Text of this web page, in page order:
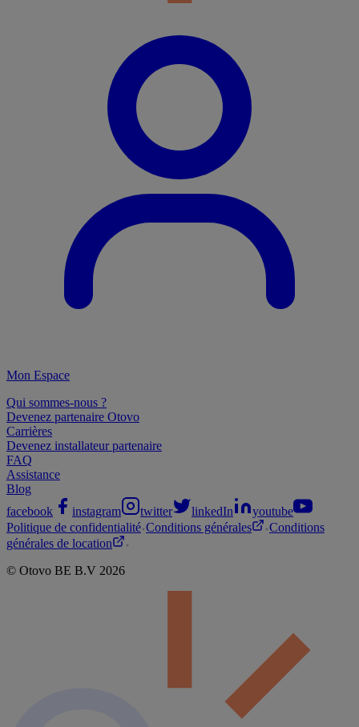
Mon Espace
Qui sommes-nous ?
Devenez partenaire Otovo
Carrières
Devenez installateur partenaire
FAQ
Assistance
Blog
facebook
instagram twitter linkedIn
youtube
Politique de confidentialité Conditions générales
Conditions
générales de location
© Otovo BE B.V 2026